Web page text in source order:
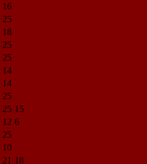
16
25
18
25
25
14
14
25
25 15
12 6
25
10
21 18